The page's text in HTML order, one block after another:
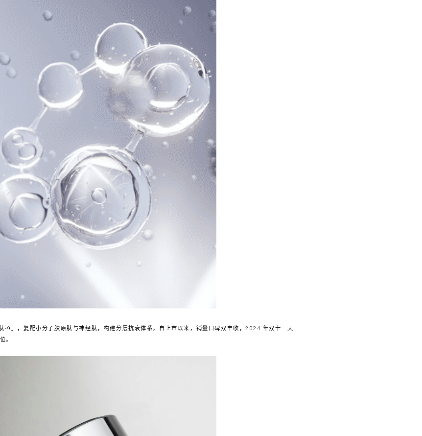
-9」，复配小分子胶原肽与神经肽，构建分层抗衰体系。自上市以来，销量口碑双丰收，2024 年双十一天
。